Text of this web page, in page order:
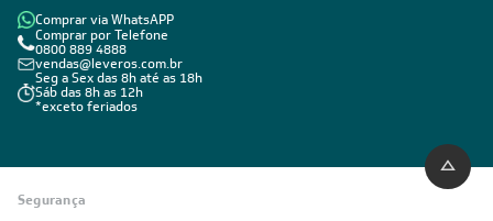
Comprar via WhatsAPP
Comprar por Telefone
0800 889 4888
vendas@leveros.com.br
Seg a Sex das 8h até as 18h
Sáb das 8h as 12h
*exceto feriados
Segurança